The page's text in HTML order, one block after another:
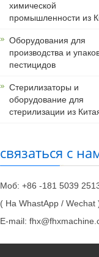
химической
промышленности из
Оборудования для
производства и
пестицидов
Стерилизаторы и
оборудование для
стерилизации из
связаться с
Моб: +86 -181 5039
( На WhastApp / Wechat
E-mail: